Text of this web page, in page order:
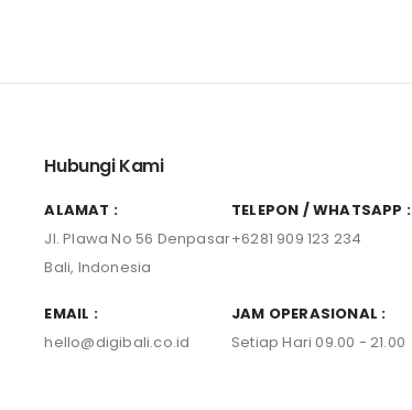
Hubungi Kami
ALAMAT :
Jl. Plawa No 56 Denpasar
Bali, Indonesia
TELEPON / WHATSAPP :
+6281 909 123 234
EMAIL :
hello@digibali.co.id
JAM OPERASIONAL :
Setiap Hari 09.00 - 21.00